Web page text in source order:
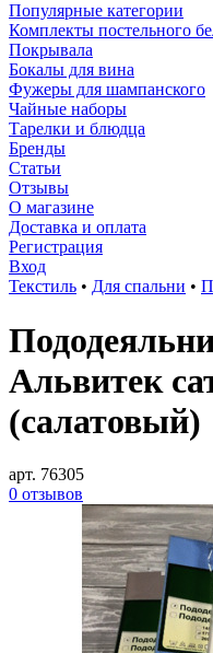
Популярные категории
Комплекты постельного
Покрывала
Бокалы для вина
Фужеры для шампанского
Чайные наборы
Тарелки и блюдца
Бренды
Статьи
Отзывы
О магазине
Доставка и оплата
Регистрация
Вход
Текстиль • Для спальни •
Альвитек
(салатовый)
арт. 76305
0 отзывов